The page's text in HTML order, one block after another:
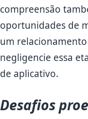
compreensão
oportunidades de
um
negligencie essa
de aplicativo.
Desafios